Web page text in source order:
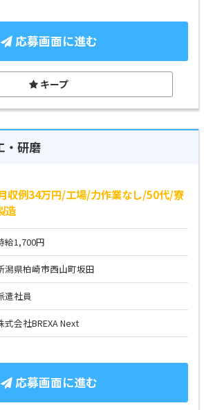
応募画面に進む
キープ
・研磨
収例34万円/工場/力作業なし/50代/寮
造
給1,700円
潟県柏崎市西山町坂田
遣社員
式会社BREXA Next
応募画面に進む